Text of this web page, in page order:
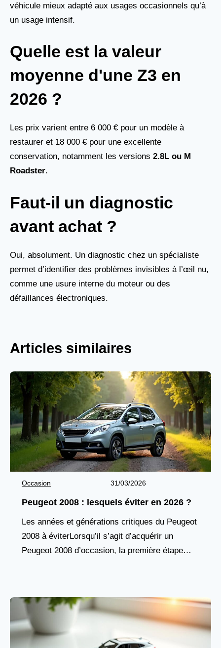
véhicule mieux adapté aux usages occasionnels qu’à
un usage intensif.
Quelle est la valeur
moyenne d'une Z3 en
2026 ?
Les prix varient entre 6 000 € pour un modèle à
restaurer et 18 000 € pour une excellente
conservation, notamment les versions 2.8L ou M
Roadster.
Faut-il un diagnostic
avant achat ?
Oui, absolument. Un diagnostic chez un spécialiste
permet d’identifier des problèmes invisibles à l’œil nu,
comme une usure interne du moteur ou des
défaillances électroniques.
Articles similaires
Occasion 31/03/2026
Peugeot 2008 : lesquels éviter en 2026 ?
Les années et générations critiques du Peugeot
2008 à éviterLorsqu’il s’agit d’acquérir un
Peugeot 2008 d’occasion, la première étape